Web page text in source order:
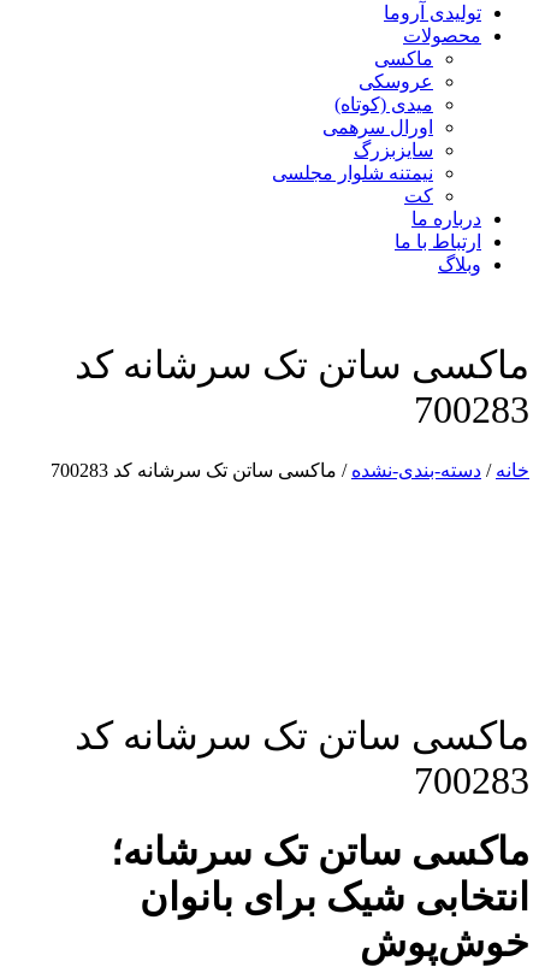
تولیدی آروما
محصولات
ماکسی
عروسکی
میدی (کوتاه)
اورال سرهمی
سایزبزرگ
نیمتنه شلوار مجلسی
کت
درباره ما
ارتباط با ما
وبلاگ
ماکسی ساتن تک سرشانه کد
700283
خانه / دسته-بندی-نشده / ماکسی ساتن تک سرشانه کد 700283
ماکسی ساتن تک سرشانه کد
700283
ماکسی ساتن تک سرشانه؛
انتخابی شیک برای بانوان
خوش‌پوش